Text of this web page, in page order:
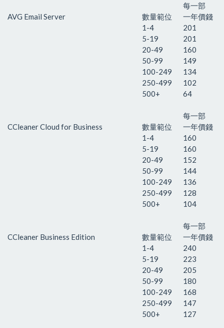
每一部
AVG Email Server
數量範位
一年價錢
1-4
201
5-19
201
20-49
160
50-99
149
100-249
134
250-499
102
500+
64
每一部
CCleaner Cloud for Business
數量範位
一年價錢
1-4
160
5-19
160
20-49
152
50-99
144
100-249
136
250-499
128
500+
104
每一部
CCleaner Business Edition
數量範位
一年價錢
1-4
240
5-19
223
20-49
205
50-99
180
100-249
168
250-499
147
500+
127